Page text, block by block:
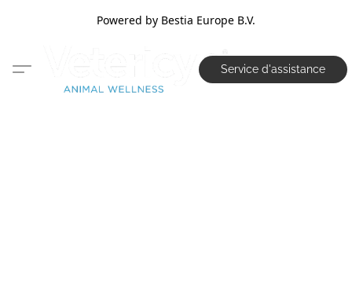
Powered by Bestia Europe B.V.
Service d'assistance